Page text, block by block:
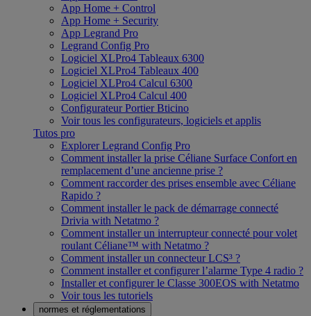
App Home + Control
App Home + Security
App Legrand Pro
Legrand Config Pro
Logiciel XLPro4 Tableaux 6300
Logiciel XLPro4 Tableaux 400
Logiciel XLPro4 Calcul 6300
Logiciel XLPro4 Calcul 400
Configurateur Portier Bticino
Voir tous les configurateurs, logiciels et applis
Tutos pro
Explorer Legrand Config Pro
Comment installer la prise Céliane Surface Confort en
remplacement d’une ancienne prise ?
Comment raccorder des prises ensemble avec Céliane
Rapido ?
Comment installer le pack de démarrage connecté
Drivia with Netatmo ?
Comment installer un interrupteur connecté pour volet
roulant Céliane™ with Netatmo ?
Comment installer un connecteur LCS³ ?
Comment installer et configurer l’alarme Type 4 radio ?
Installer et configurer le Classe 300EOS with Netatmo
Voir tous les tutoriels
normes et réglementations